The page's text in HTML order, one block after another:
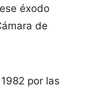
éxodo
de
por las